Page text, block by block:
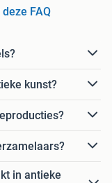
FAQ
kunst?
in antieke